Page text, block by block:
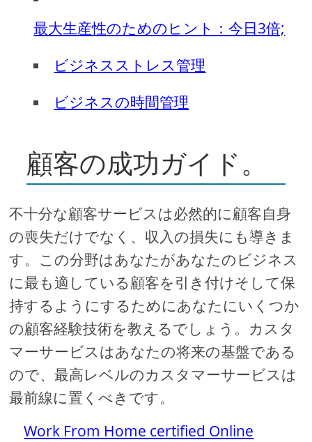
最大生産性のためのヒント：今日3倍;
ビジネスストレス管理
ビジネスの時間管理
顧客の成功ガイド。
不十分な顧客サービスは必然的に顧客自身
の喪失だけでなく、収入の損失にも導きま
す。この分野はあなたがあなたのビジネス
に最も適している顧客を引き付けそして保
持するようにするためにあなたにいくつか
の顧客経験技術を教えるでしょう。カスタ
マーサービスはあなたの将来の基盤である
ので、最高レベルのカスタマーサービスは
最前線に置くべきです。
Work From Home certified Online